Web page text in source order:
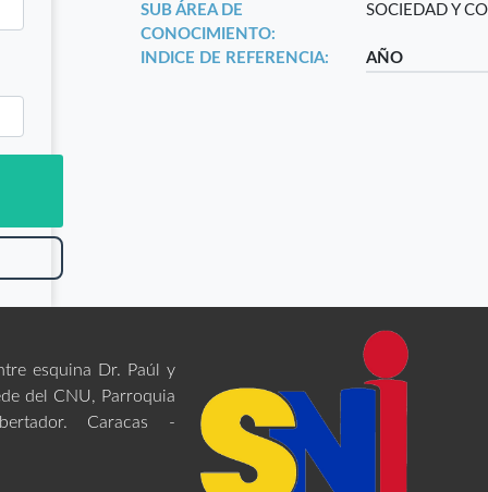
SUB ÁREA DE
CONOCIMIENTO:
SOCIEDAD Y
INDICE DE REFERENCIA: AÑO
esquina Dr. Paúl y
del CNU, Parroquia
Caracas -